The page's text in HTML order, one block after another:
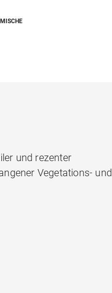
und rezenter
Vegetations- und